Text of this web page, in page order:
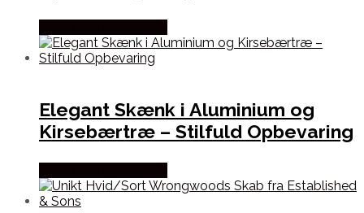
Elegant Skænk i Aluminium og
Kirsebærtræ – Stilfuld Opbevaring